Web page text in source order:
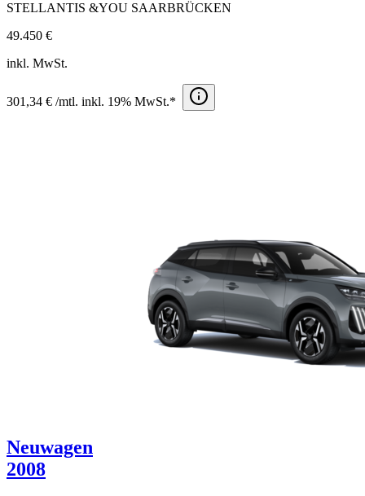
STELLANTIS &YOU SAARBRÜCKEN
49.450 €
inkl. MwSt.
301,34 € /mtl. inkl. 19% MwSt.*
Neuwagen
2008